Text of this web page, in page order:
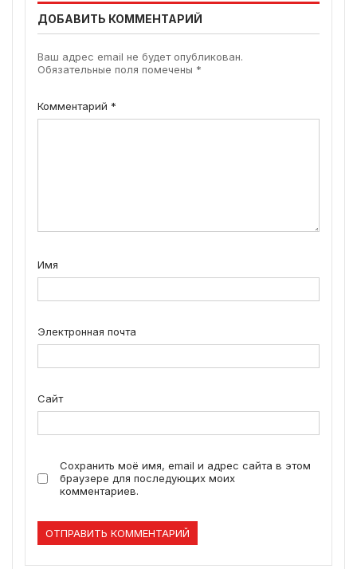
ДОБАВИТЬ КОММЕНТАРИЙ
Ваш адрес email не будет опубликован.
Обязательные поля помечены *
Комментарий *
Имя
Электронная почта
Сайт
Сохранить моё имя, email и адрес сайта в этом
браузере для последующих моих
комментариев.